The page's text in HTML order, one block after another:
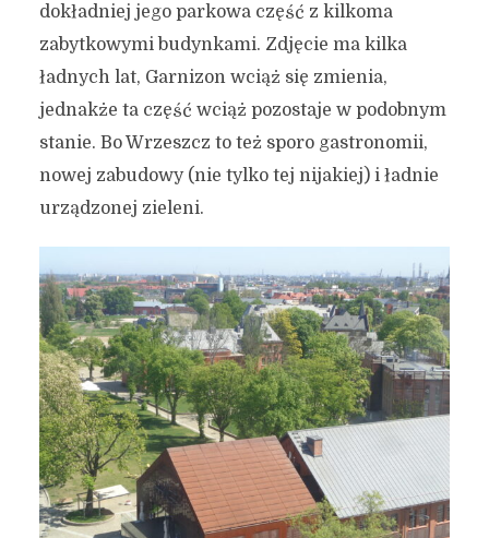
dokładniej jego parkowa część z kilkoma
zabytkowymi budynkami. Zdjęcie ma kilka
ładnych lat, Garnizon wciąż się zmienia,
jednakże ta część wciąż pozostaje w podobnym
stanie. Bo Wrzeszcz to też sporo gastronomii,
nowej zabudowy (nie tylko tej nijakiej) i ładnie
urządzonej zieleni.